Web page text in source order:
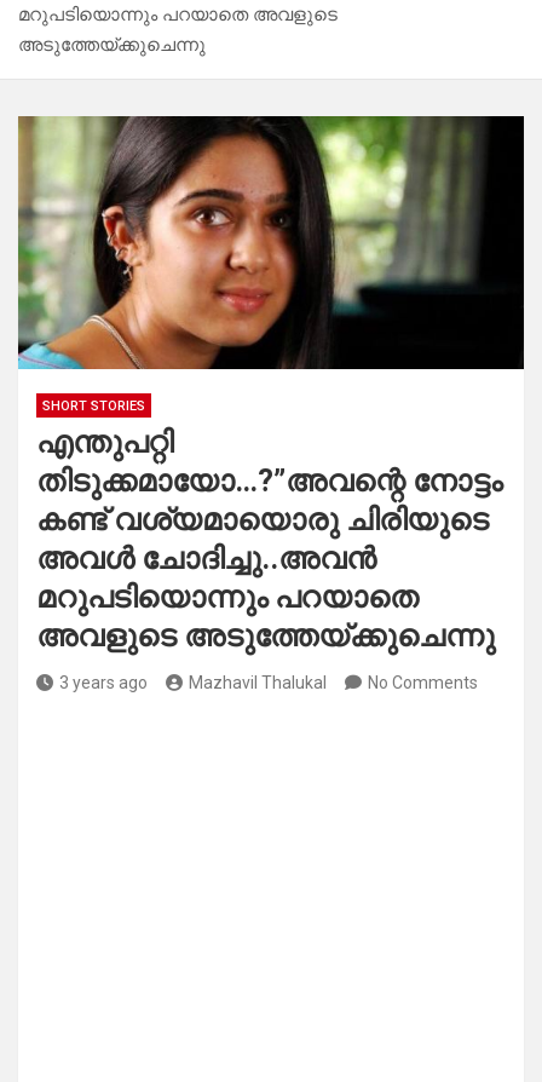
മറുപടിയൊന്നും പറയാതെ അവളുടെ
അടുത്തേയ്ക്കുചെന്നു
SHORT STORIES
എന്തുപറ്റി
തിടുക്കമായോ…?”അവന്റെ നോട്ടം
കണ്ട്‌ വശ്യമായൊരു ചിരിയുടെ
അവൾ ചോദിച്ചു..അവൻ
മറുപടിയൊന്നും പറയാതെ
അവളുടെ അടുത്തേയ്ക്കുചെന്നു
3 years ago Mazhavil Thalukal No Comments